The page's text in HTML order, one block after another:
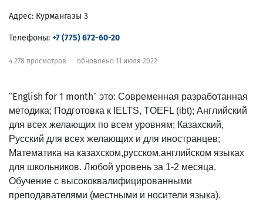
Адрес: Курмангазы 3
Телефоны: +7 (775) 672-60-20
4 278 просмотров обновлено 11 июля 2022
"English for 1 month" это: Современная разработанная
методика; Подготовка к IELTS, TOEFL (ibt); Английский
для всех желающих по всем уровням; Казахский,
Русский для всех желающих и для иностранцев;
Математика на казахском,русском,английском языках
для школьников. Любой уровень за 1-2 месяца.
Обучение с высококвалифицированными
преподавателями (местными и носители языка).